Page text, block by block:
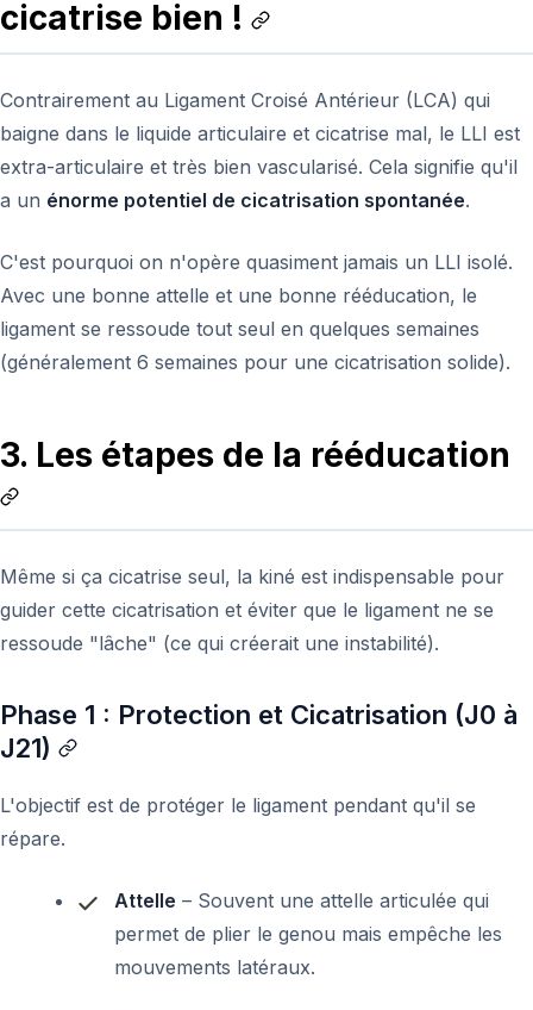
cicatrise bien !
Contrairement au Ligament Croisé Antérieur (LCA) qui
baigne dans le liquide articulaire et cicatrise mal, le LLI est
extra-articulaire et très bien vascularisé. Cela signifie qu'il
a un énorme potentiel de cicatrisation spontanée.
C'est pourquoi on n'opère quasiment jamais un LLI isolé.
Avec une bonne attelle et une bonne rééducation, le
ligament se ressoude tout seul en quelques semaines
(généralement 6 semaines pour une cicatrisation solide).
3. Les étapes de la rééducation
Même si ça cicatrise seul, la kiné est indispensable pour
guider cette cicatrisation et éviter que le ligament ne se
ressoude "lâche" (ce qui créerait une instabilité).
Phase 1 : Protection et Cicatrisation (J0 à
J21)
L'objectif est de protéger le ligament pendant qu'il se
répare.
Attelle – Souvent une attelle articulée qui
permet de plier le genou mais empêche les
mouvements latéraux.